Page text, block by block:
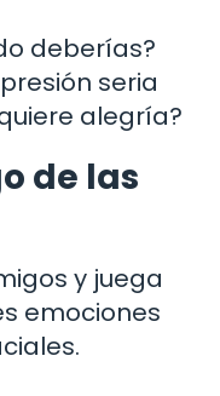
deberías?
seria
alegría?
de las
y juega
emociones